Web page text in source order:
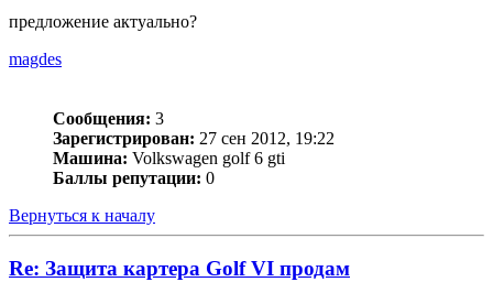
предложение актуально?
magdes
Сообщения: 3
Зарегистрирован: 27 сен 2012, 19:22
Машина: Volkswagen golf 6 gti
Баллы репутации: 0
Вернуться к началу
Re: Защита картера Golf VI продам